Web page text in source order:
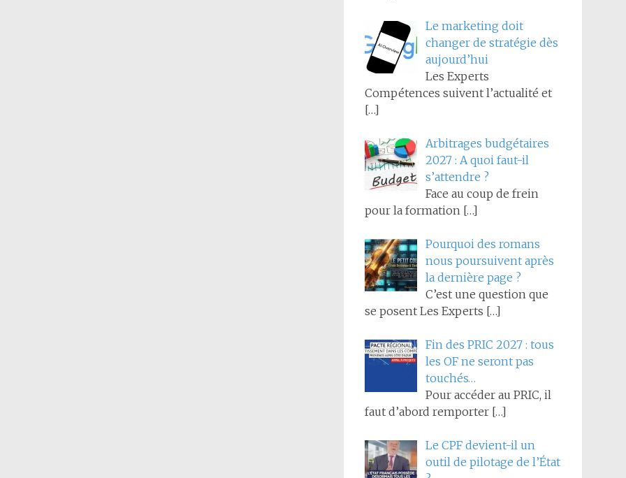
Le marketing doit
changer de stratégie dès
aujourd’hui
Les Experts
Compétences suivent l’actualité et
[…]
Arbitrages budgétaires
2027 : A quoi faut-il
s’attendre ?
Face au coup de frein
pour la formation […]
Pourquoi des romans
nous poursuivent après
la dernière page ?
C’est une question que
se posent Les Experts […]
Fin des PRIC 2027 : tous
les OF ne seront pas
touchés…
Pour accéder au PRIC, il
faut d’abord remporter […]
Le CPF devient-il un
outil de pilotage de l’État